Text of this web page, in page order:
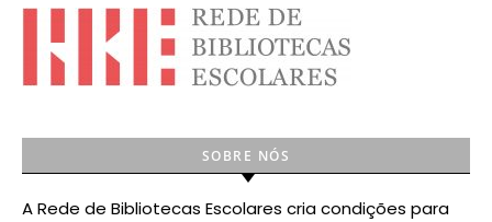
SOBRE NÓS
A Rede de Bibliotecas Escolares cria condições para